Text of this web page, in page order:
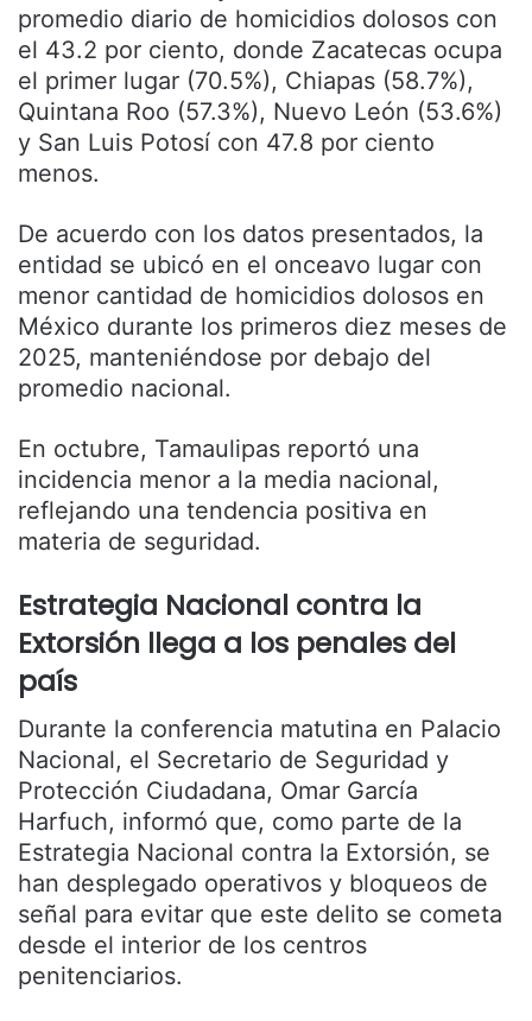
promedio diario de homicidios dolosos con
el 43.2 por ciento, donde Zacatecas ocupa
el primer lugar (70.5%), Chiapas (58.7%),
Quintana Roo (57.3%), Nuevo León (53.6%)
y San Luis Potosí con 47.8 por ciento
menos.
De acuerdo con los datos presentados, la
entidad se ubicó en el onceavo lugar con
menor cantidad de homicidios dolosos en
México durante los primeros diez meses de
2025, manteniéndose por debajo del
promedio nacional.
En octubre, Tamaulipas reportó una
incidencia menor a la media nacional,
reflejando una tendencia positiva en
materia de seguridad.
Estrategia Nacional contra la
Extorsión llega a los penales del
país
Durante la conferencia matutina en Palacio
Nacional, el Secretario de Seguridad y
Protección Ciudadana, Omar García
Harfuch, informó que, como parte de la
Estrategia Nacional contra la Extorsión, se
han desplegado operativos y bloqueos de
señal para evitar que este delito se cometa
desde el interior de los centros
penitenciarios.